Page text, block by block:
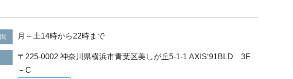
月～土14時から22時まで
〒225-0002 神奈川県横浜市青葉区美しが丘5-1-1 AXIS‘91BLD 3F
－C